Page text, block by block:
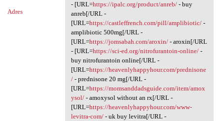
Adres
- [URL=https://ipalc.org/product/anreb/- buy
anreb[/URL -
[URL=https://castleffrench.com/pill/amplibiotic/-
amplibiotic 500mg[/URL -
[URL=https://jomsabah.com/aroxin/- aroxin[/URL
- [URL=https://sci-ed.org/nitrofurantoin-online/-
buy nitrofurantoin online[/URL -
[URL=https://heavenlyhappyhour.com/prednisone
/- prednisone 20 mg[/URL -
[URL=https://momsanddadsguide.com/item/amox
ysol/- amoxysol without an rx[/URL -
[URL=https://heavenlyhappyhour.com/www-
levitra-com/- uk buy levitra[/URL -